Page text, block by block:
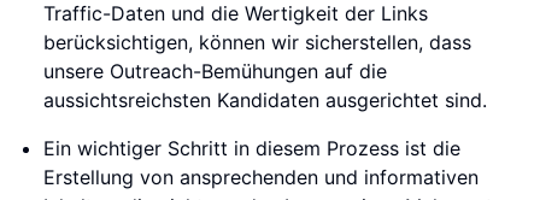
Traffic-Daten und die Wertigkeit der Links
berücksichtigen, können wir sicherstellen, dass
unsere Outreach-Bemühungen auf die
aussichtsreichsten Kandidaten ausgerichtet sind.
Ein wichtiger Schritt in diesem Prozess ist die
Erstellung von ansprechenden und informativen